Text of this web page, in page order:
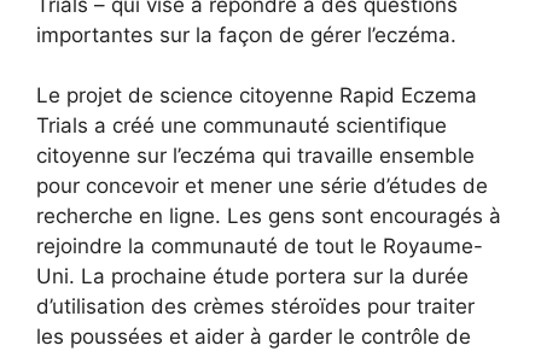
importantes sur la façon de gérer l’eczéma.
Le projet de science citoyenne Rapid Eczema
Trials a créé une communauté scientifique
citoyenne sur l’eczéma qui travaille ensemble
pour concevoir et mener une série d’études de
recherche en ligne. Les gens sont encouragés à
rejoindre la communauté de tout le Royaume-
Uni. La prochaine étude portera sur la durée
d’utilisation des crèmes stéroïdes pour traiter
les poussées et aider à garder le contrôle de